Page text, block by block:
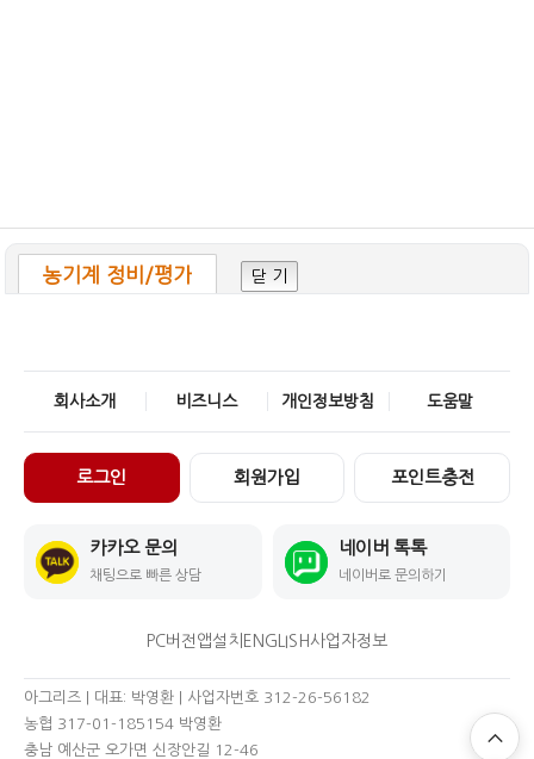
농기계 정비/평가 닫 기
회사소개 비즈니스 개인정보방침 도움말
로그인 회원가입 포인트충전
카카오 문의
채팅으로 빠른 상담
네이버 톡톡
네이버로 문의하기
PC버전 앱설치 ENGLISH사업자정보
아그리즈 | 대표: 박영환 | 사업자번호 312-26-56182
농협 317-01-185154 박영환
충남 예산군 오가면 신장안길 12-46